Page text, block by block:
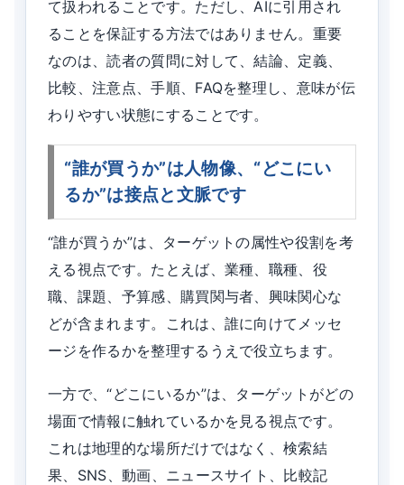
て扱われることです。ただし、AIに引用され
ることを保証する方法ではありません。重要
なのは、読者の質問に対して、結論、定義、
比較、注意点、手順、FAQを整理し、意味が伝
わりやすい状態にすることです。
“誰が買うか”は人物像、“どこにい
るか”は接点と文脈です
“誰が買うか”は、ターゲットの属性や役割を考
える視点です。たとえば、業種、職種、役
職、課題、予算感、購買関与者、興味関心な
どが含まれます。これは、誰に向けてメッセ
ージを作るかを整理するうえで役立ちます。
一方で、“どこにいるか”は、ターゲットがどの
場面で情報に触れているかを見る視点です。
これは地理的な場所だけではなく、検索結
果、SNS、動画、ニュースサイト、比較記